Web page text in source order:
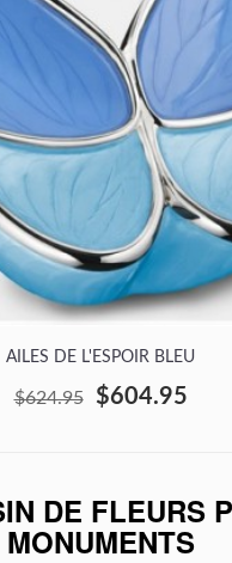
AILES DE L'ESPOIR BLEU
$624.95 $604.95
DE FLEURS
MONUMENTS